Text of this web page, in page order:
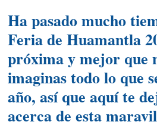
Ha pasado mucho
Feria de Huamantla
próxima y mejor que
imaginas todo lo que
año, así que aquí te
acerca de esta